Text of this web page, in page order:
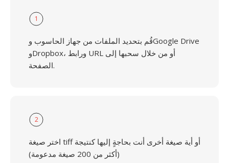
1
قُم بتحديد الملفات من جهاز الحاسوب وGoogle Drive
وDropbox، ورابط URL أو من خلال سحبها إلى
الصفحة.
2
اختر صيغة tiff أو أية صيغة أخرى أنت بحاجةٍ إليها كنتيجة
(أكثر من 200 صيغة مدعومة)